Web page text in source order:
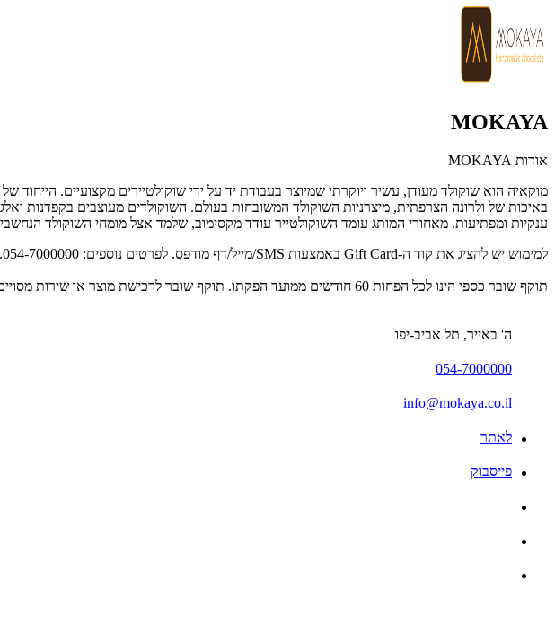
MOKAYA
אודות MOKAYA
מוקאיה הוא שוקולד מעודן, עשיר ויוקרתי שמיוצר בעבודת יד על ידי שוקולטיירים מקצועיים.
באיכות של ולרונה הצרפתית, מיצרניות השוקולד המשובחות בעולם. השוקולדים מעוצבים בקפדנות
ענקיות ומפתיעות. מאחורי המותג עומד השוקולטייר עודד מקסימוב, שלמד אצל מומחי השוקולד
למימוש יש להציג את קוד ה-Gift Card באמצעות SMS/מייל/דף מודפס. לפרטים נוספים: 054-7000000.
תוקף שובר כספי הינו לכל הפחות 60 חודשים ממועד הפקתו. תוקף שובר לרכישת מוצר או שירות מסויים יהיה לכל הפחות 24 חודשים ממועד הפקתו
ה' באייר, תל אביב-יפו
054-7000000
info@mokaya.co.il
לאתר
פייסבוק